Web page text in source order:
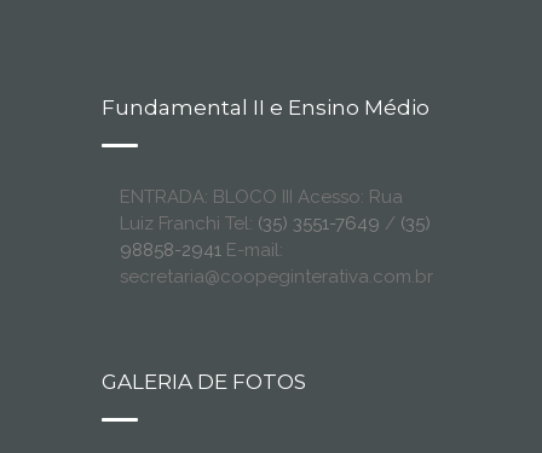
Fundamental II e Ensino Médio
ENTRADA: BLOCO III Acesso: Rua
Luiz Franchi Tel: (35) 3551-7649 / (35)
98858-2941 E-mail:
secretaria@coopeginterativa.com.br
GALERIA DE FOTOS